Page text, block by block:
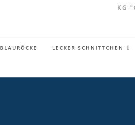
KG
BLAURÖCKE LECKER SCHNITTCHEN